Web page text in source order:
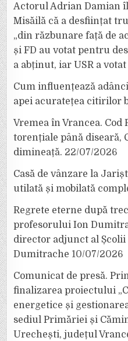
Actorul Adrian Damian
Misăilă că a desființat
„din răzbunare față de
și FD au votat pentru
a abținut, iar USR a
Cum influențează
apei acuratețea citirilor
Vremea în Vrancea. Cod
torențiale până diseară,
dimineață. 22/07/2026
Casă de vânzare la
utilată și mobilată
Regrete eterne după
profesorului Ion
director adjunct al
Dumitrache 10/07/2026
Comunicat de presă.
finalizarea proiectului
energetice și
sediul Primăriei și
Urechești, județul